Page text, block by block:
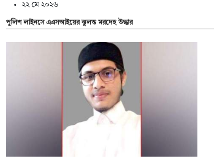
২২ মে ২০২৬
পুলিশ লাইনসে এএসআইয়ের ঝুলন্ত মরদেহ উদ্ধার